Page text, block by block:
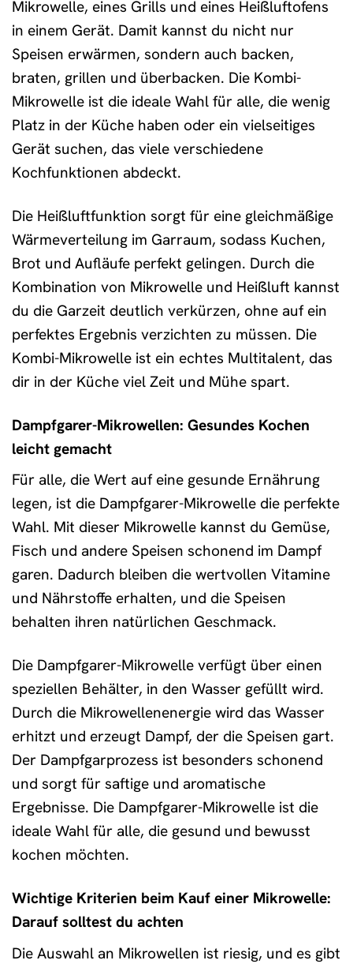
Mikrowelle, eines Grills und eines Heißluftofens
in einem Gerät. Damit kannst du nicht nur
Speisen erwärmen, sondern auch backen,
braten, grillen und überbacken. Die Kombi-
Mikrowelle ist die ideale Wahl für alle, die wenig
Platz in der Küche haben oder ein vielseitiges
Gerät suchen, das viele verschiedene
Kochfunktionen abdeckt.
Die Heißluftfunktion sorgt für eine gleichmäßige
Wärmeverteilung im Garraum, sodass Kuchen,
Brot und Aufläufe perfekt gelingen. Durch die
Kombination von Mikrowelle und Heißluft kannst
du die Garzeit deutlich verkürzen, ohne auf ein
perfektes Ergebnis verzichten zu müssen. Die
Kombi-Mikrowelle ist ein echtes Multitalent, das
dir in der Küche viel Zeit und Mühe spart.
Dampfgarer-Mikrowellen: Gesundes Kochen
leicht gemacht
Für alle, die Wert auf eine gesunde Ernährung
legen, ist die Dampfgarer-Mikrowelle die perfekte
Wahl. Mit dieser Mikrowelle kannst du Gemüse,
Fisch und andere Speisen schonend im Dampf
garen. Dadurch bleiben die wertvollen Vitamine
und Nährstoffe erhalten, und die Speisen
behalten ihren natürlichen Geschmack.
Die Dampfgarer-Mikrowelle verfügt über einen
speziellen Behälter, in den Wasser gefüllt wird.
Durch die Mikrowellenenergie wird das Wasser
erhitzt und erzeugt Dampf, der die Speisen gart.
Der Dampfgarprozess ist besonders schonend
und sorgt für saftige und aromatische
Ergebnisse. Die Dampfgarer-Mikrowelle ist die
ideale Wahl für alle, die gesund und bewusst
kochen möchten.
Wichtige Kriterien beim Kauf einer Mikrowelle:
Darauf solltest du achten
Die Auswahl an Mikrowellen ist riesig, und es gibt